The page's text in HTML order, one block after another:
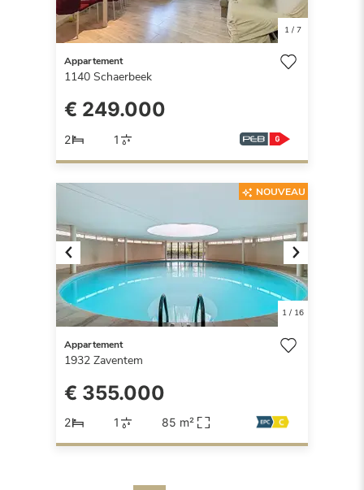
1/ 7
Appartement
1140 Schaerbeek
€ 249.000
2 1
Previous Next
1/ 16
NOUVEAU
Appartement
1932 Zaventem
€ 355.000
2 1 85 m²